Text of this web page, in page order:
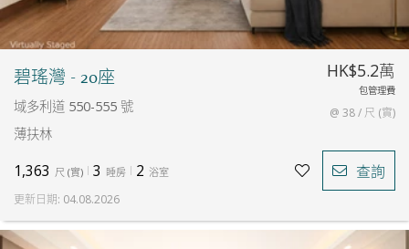
碧瑤灣 - 20座
域多利道 550-555 號
薄扶林
HK$5.2萬
包管理費
@ 38 / 尺 (實)
1,363 尺 (實) 3 睡房 2 浴室 查詢
更新日期: 04.08.2026